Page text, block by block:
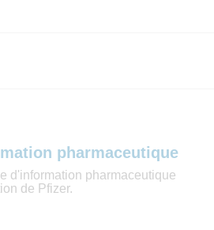
pharmaceutique
d'information pharmaceutique
de Pfizer.